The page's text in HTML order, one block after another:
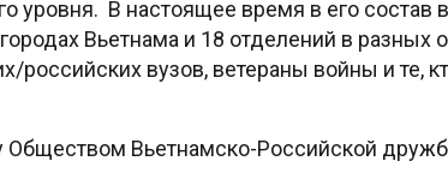
уровня. В настоящее время в его состав
Вьетнама и 18 отделений в разных
российских вузов, ветераны войны и те,
Вьетнамско-Российской